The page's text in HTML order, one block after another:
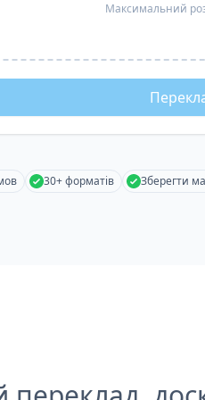
Максимальний
30+ форматів Зберегти